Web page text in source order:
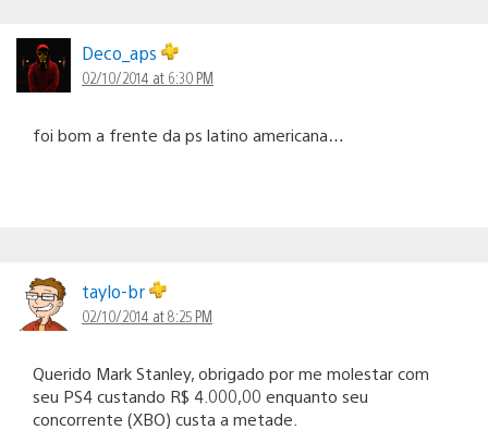
Deco_aps
02/10/2014 at 6:30 PM
foi bom a frente da ps latino americana…
taylo-br
02/10/2014 at 8:25 PM
Querido Mark Stanley, obrigado por me molestar com
seu PS4 custando R$ 4.000,00 enquanto seu
concorrente (XBO) custa a metade.